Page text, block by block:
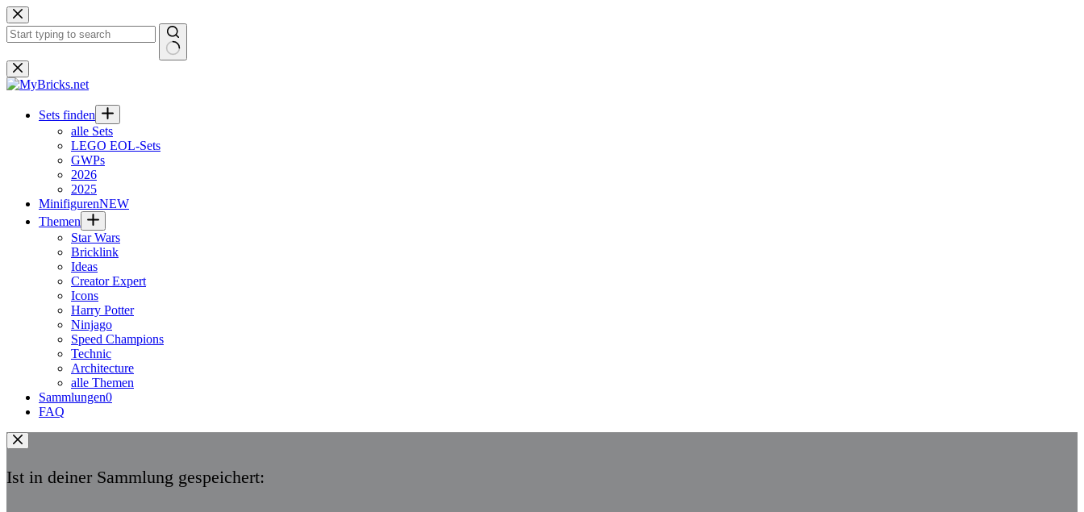
Zum
Inhalt
springen
Keine
Ergebnisse
Sets finden
alle Sets
LEGO EOL-Sets
GWPs
2026
2025
MinifigurenNEW
Themen
Star Wars
Bricklink
Ideas
Creator Expert
Icons
Harry Potter
Ninjago
Speed Champions
Technic
Architecture
alle Themen
Sammlungen0
FAQ
Ist in deiner Sammlung gespeichert: